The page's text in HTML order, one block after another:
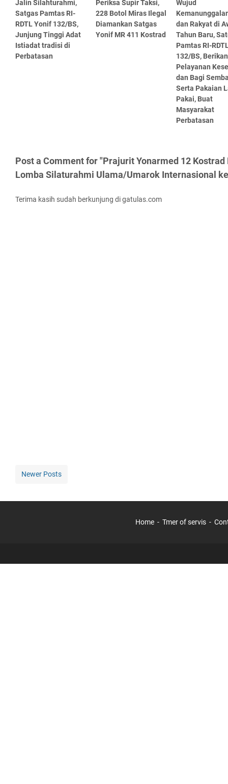
Jalin Silahturahmi,
Satgas Pamtas RI-
RDTL Yonif 132/BS,
Junjung Tinggi Adat
Istiadat tradisi di
Perbatasan
Periksa Supir Taksi,
228 Botol Miras Ilegal
Diamankan Satgas
Yonif MR 411 Kostrad
Wujud
dan Rakyat di
Tahun Baru,
Pamtas RI-
132/BS, Berikan
Pelayanan
dan Bagi
Serta Pakaian
Pakai, Buat
Masyarakat
Perbatasan
Post a Comment for "Prajurit Yonarmed 12
Lomba Silaturahmi Ulama/Umarok Internasional
Terima kasih sudah berkunjung di gatulas.com
Newer Posts
Home Tmer of servis